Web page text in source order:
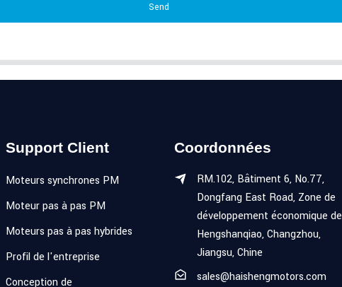
Send
Support Client
Moteurs synchrones PM
Moteur pas à pas PM
Moteurs pas à pas hybrides
Profil de l'entreprise
Conception de
Coordonnées
RM.102, Bâtiment 6, No.77,
Dongfang East Road, Zone de
développement économique de
Hengshanqiao, Changzhou,
Jiangsu, Chine
sales@haishengmotors.com